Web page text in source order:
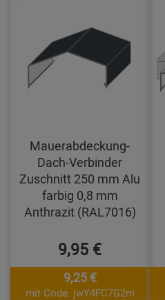
Mauerabdeckung-
Dach-Verbinder
Zuschnitt 250 mm Alu
farbig 0,8 mm
Anthrazit (RAL7016)
9,95 €
9,25 €
mit Code: jwY4FC7G2m